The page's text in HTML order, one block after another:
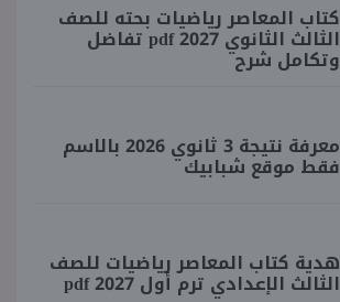
كتاب المعاصر رياضيات بحته للصف
الثالث الثانوي 2027 pdf تفاضل
وتكامل شرح
معرفة نتيجة 3 ثانوي 2026 بالاسم
فقط موقع شبابيك
هدية كتاب المعاصر رياضيات للصف
الثالث الإعدادي ترم أول 2027 pdf